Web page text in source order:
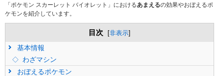
「ポケモン スカーレット バイオレット」におけるあまえるの効果やおぼえるポ
ケモンを紹介しています。
目次 [非表示]
基本情報
わざマシン
おぼえるポケモン